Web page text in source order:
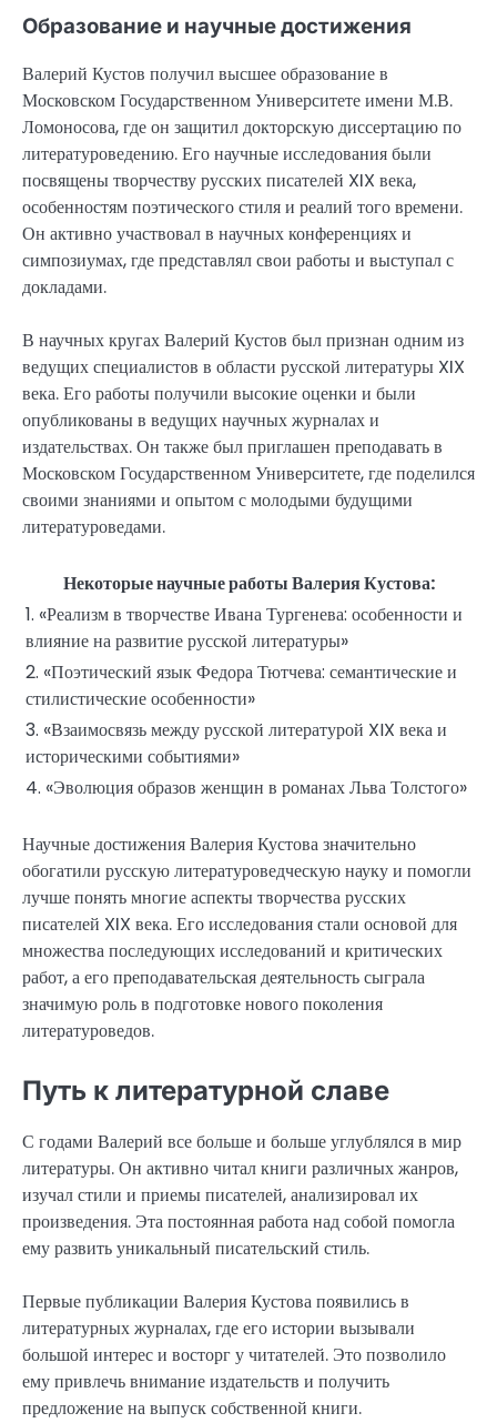
Образование и научные достижения
Валерий Кустов получил высшее образование в
Московском Государственном Университете имени М.В.
Ломоносова, где он защитил докторскую диссертацию по
литературоведению. Его научные исследования были
посвящены творчеству русских писателей XIX века,
особенностям поэтического стиля и реалий того времени.
Он активно участвовал в научных конференциях и
симпозиумах, где представлял свои работы и выступал с
докладами.
В научных кругах Валерий Кустов был признан одним из
ведущих специалистов в области русской литературы XIX
века. Его работы получили высокие оценки и были
опубликованы в ведущих научных журналах и
издательствах. Он также был приглашен преподавать в
Московском Государственном Университете, где поделился
своими знаниями и опытом с молодыми будущими
литературоведами.
Некоторые научные работы Валерия Кустова:
1. «Реализм в творчестве Ивана Тургенева: особенности и
влияние на развитие русской литературы»
2. «Поэтический язык Федора Тютчева: семантические и
стилистические особенности»
3. «Взаимосвязь между русской литературой XIX века и
историческими событиями»
4. «Эволюция образов женщин в романах Льва Толстого»
Научные достижения Валерия Кустова значительно
обогатили русскую литературоведческую науку и помогли
лучше понять многие аспекты творчества русских
писателей XIX века. Его исследования стали основой для
множества последующих исследований и критических
работ, а его преподавательская деятельность сыграла
значимую роль в подготовке нового поколения
литературоведов.
Путь к литературной славе
С годами Валерий все больше и больше углублялся в мир
литературы. Он активно читал книги различных жанров,
изучал стили и приемы писателей, анализировал их
произведения. Эта постоянная работа над собой помогла
ему развить уникальный писательский стиль.
Первые публикации Валерия Кустова появились в
литературных журналах, где его истории вызывали
большой интерес и восторг у читателей. Это позволило
ему привлечь внимание издательств и получить
предложение на выпуск собственной книги.